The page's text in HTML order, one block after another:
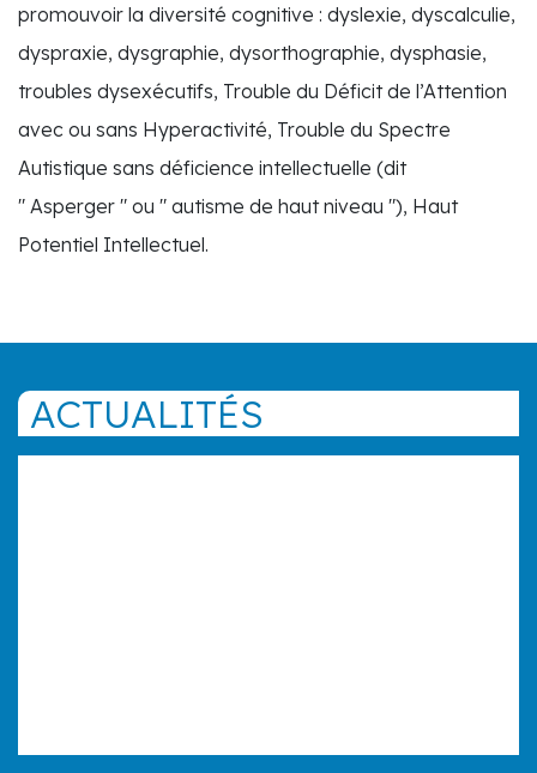
promouvoir la diversité cognitive : dyslexie, dyscalculie,
dyspraxie, dysgraphie, dysorthographie, dysphasie,
troubles dysexécutifs, Trouble du Déficit de l’Attention
avec ou sans Hyperactivité, Trouble du Spectre
Autistique sans déficience intellectuelle (dit
" Asperger " ou " autisme de haut niveau "), Haut
Potentiel Intellectuel.
ACTUALITÉS